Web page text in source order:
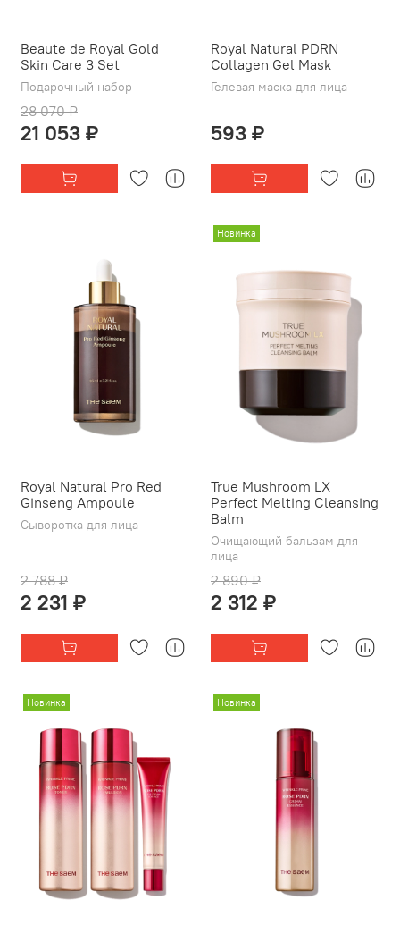
Beaute de Royal Gold
Skin Care 3 Set
Подарочный набор
28 070 ₽
21 053 ₽
Royal Natural PDRN
Collagen Gel Mask
Гелевая маска для лица
593 ₽
Royal Natural Pro Red
Ginseng Ampoule
Сыворотка для лица
2 788 ₽
2 231 ₽
Новинка
True Mushroom LX
Perfect Melting Cleansing
Balm
Очищающий бальзам для
лица
2 890 ₽
2 312 ₽
Новинка Новинка